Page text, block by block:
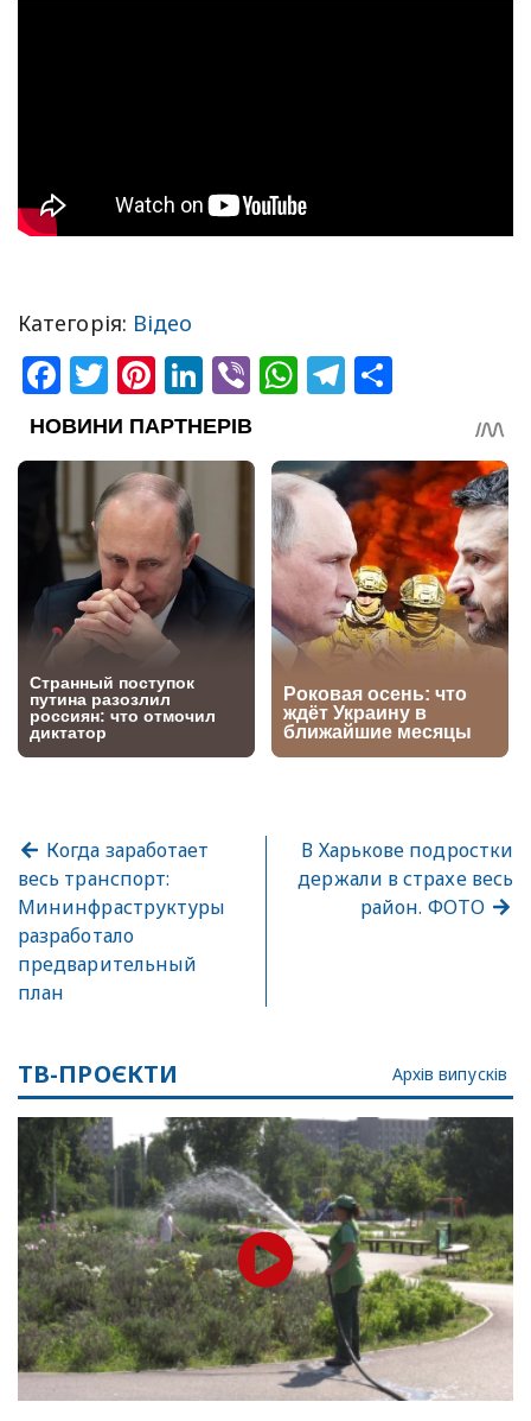
Категорія: Відео
Facebook
Twitter
Pinterest
LinkedIn
ViberWhatsApp
Telegram
Когда заработает
весь транспорт:
Мининфраструктуры
разработало
предварительный
план
В Харькове подростки
держали в страхе весь
район. ФОТО
ТВ-ПРОЄКТИ Архів випусків